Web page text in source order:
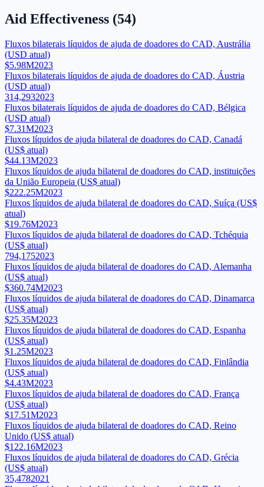
Aid Effectiveness (54)
Fluxos bilaterais líquidos de ajuda de doadores do CAD, Austrália
(USD atual)
$5.98M2023
Fluxos bilaterais líquidos de ajuda de doadores do CAD, Áustria
(USD atual)
314,2932023
Fluxos bilaterais líquidos de ajuda de doadores do CAD, Bélgica
(USD atual)
$7.31M2023
Fluxos líquidos de ajuda bilateral de doadores do CAD, Canadá
(US$ atual)
$44.13M2023
Fluxos líquidos de ajuda bilateral de doadores do CAD, instituições
da União Europeia (US$ atual)
$222.25M2023
Fluxos líquidos de ajuda bilateral de doadores do CAD, Suíça (US$
atual)
$19.76M2023
Fluxos líquidos de ajuda bilateral de doadores do CAD, Tchéquia
(US$ atual)
794,1752023
Fluxos líquidos de ajuda bilateral de doadores do CAD, Alemanha
(US$ atual)
$360.74M2023
Fluxos líquidos de ajuda bilateral de doadores do CAD, Dinamarca
(US$ atual)
$25.35M2023
Fluxos líquidos de ajuda bilateral de doadores do CAD, Espanha
(US$ atual)
$1.25M2023
Fluxos líquidos de ajuda bilateral de doadores do CAD, Finlândia
(US$ atual)
$4.43M2023
Fluxos líquidos de ajuda bilateral de doadores do CAD, França
(US$ atual)
$17.51M2023
Fluxos líquidos de ajuda bilateral de doadores do CAD, Reino
Unido (US$ atual)
$122.16M2023
Fluxos líquidos de ajuda bilateral de doadores do CAD, Grécia
(US$ atual)
35,4782021